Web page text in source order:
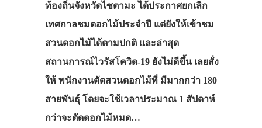
ท้องถิ่นจังหวัดไซตามะ ได้ประกาศยกเลิก
เทศกาลชมดอกไม้ประจำปี แต่ยังให้เข้าชม
สวนดอกไม้ได้ตามปกติ และล่าสุด
สถานการณ์ไวรัสโควิด-19 ยังไม่ดีขึ้น เลยสั่ง
ให้ พนักงานตัดสวนดอกไม้ที่ มีมากกว่า 180
สายพันธุ์ โดยจะใช้เวลาประมาณ 1 สัปดาห์
กว่าจะตัดดอกไม้หมด…